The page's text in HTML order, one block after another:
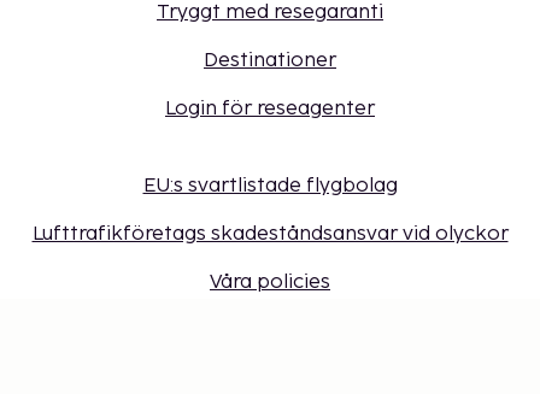
Tryggt med resegaranti
Destinationer
Login för reseagenter
EU:s svartlistade flygbolag
Lufttrafikföretags skadeståndsansvar vid olyckor
Våra policies